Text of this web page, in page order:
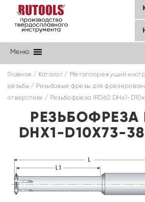
Меню
Главная / Каталог/ Металлорежущий
резьбы / Резьбовые фрезы для
отверстиях / Резьбофреза IRD60 DHx1-
РЕЗЬБОФРЕЗА
DHX1-D10X73-